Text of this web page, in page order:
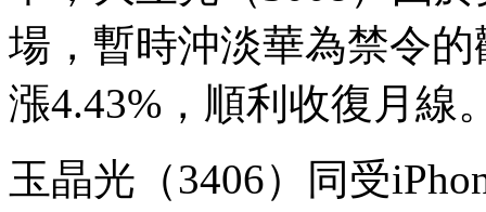
場，暫時沖淡華為禁令
漲4.43%，順利收復月線
玉晶光（3406）同受